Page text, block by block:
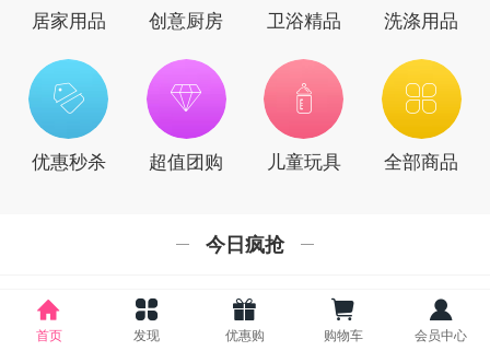
居家用品 创意厨房 卫浴精品 洗涤用品
优惠秒杀 超值团购 儿童玩具 全部商品
今日疯抢
首页 发现 优惠购 购物车 会员中心